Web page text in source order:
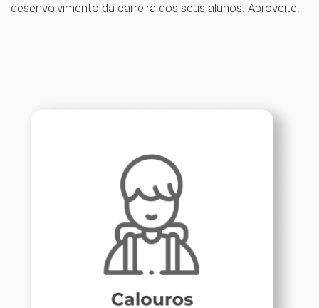
desenvolvimento da carreira dos seus alunos. Aproveite!